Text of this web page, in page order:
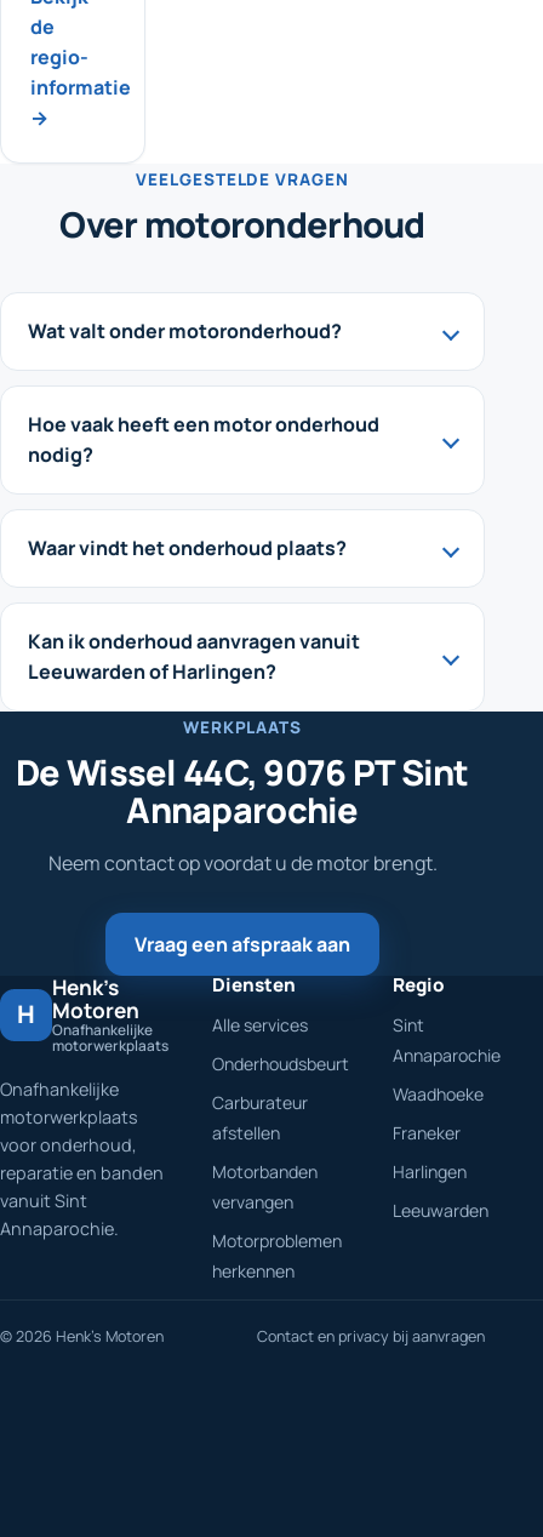
de
regio-
informatie
→
VEELGESTELDE VRAGEN
Over motoronderhoud
Wat valt onder motoronderhoud?
Hoe vaak heeft een motor onderhoud
nodig?
Waar vindt het onderhoud plaats?
Kan ik onderhoud aanvragen vanuit
Leeuwarden of Harlingen?
WERKPLAATS
De Wissel 44C, 9076 PT Sint
Annaparochie
Neem contact op voordat u de motor brengt.
Vraag een afspraak aan
H
Henk's
Motoren
Onafhankelijke
motorwerkplaats
Onafhankelijke
motorwerkplaats
voor onderhoud,
reparatie en banden
vanuit Sint
Annaparochie.
Diensten
Alle services
Onderhoudsbeurt
Carburateur
afstellen
Motorbanden
vervangen
Motorproblemen
herkennen
Regio
Sint
Annaparochie
Waadhoeke
Franeker
Harlingen
Leeuwarden
© 2026 Henk's Motoren Contact en privacy bij aanvragen